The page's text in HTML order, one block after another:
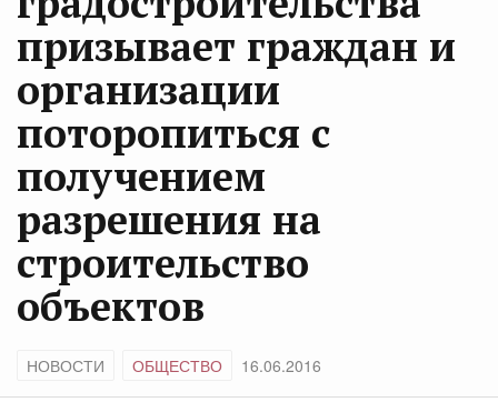
призывает граждан и
организации
поторопиться с
получением
разрешения на
строительство
объектов
НОВОСТИ ОБЩЕСТВО 16.06.2016